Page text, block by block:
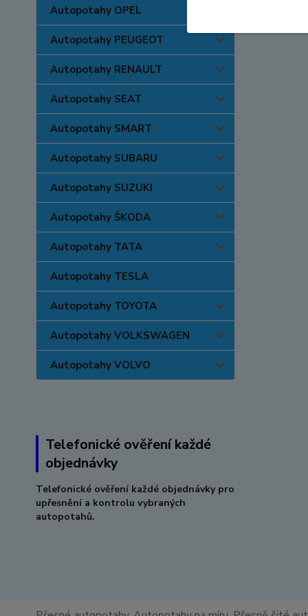
Autopotahy OPEL
Autopotahy PEUGEOT
Autopotahy RENAULT
Autopotahy SEAT
Autopotahy SMART
Autopotahy SUBARU
Autopotahy SUZUKI
Autopotahy ŠKODA
Autopotahy TATA
Autopotahy TESLA
Autopotahy TOYOTA
Autopotahy VOLKSWAGEN
Autopotahy VOLVO
Telefonické ověření každé
objednávky
Telefonické ověření každé objednávky pro
upřesnění a kontrolu vybraných
autopotahů.